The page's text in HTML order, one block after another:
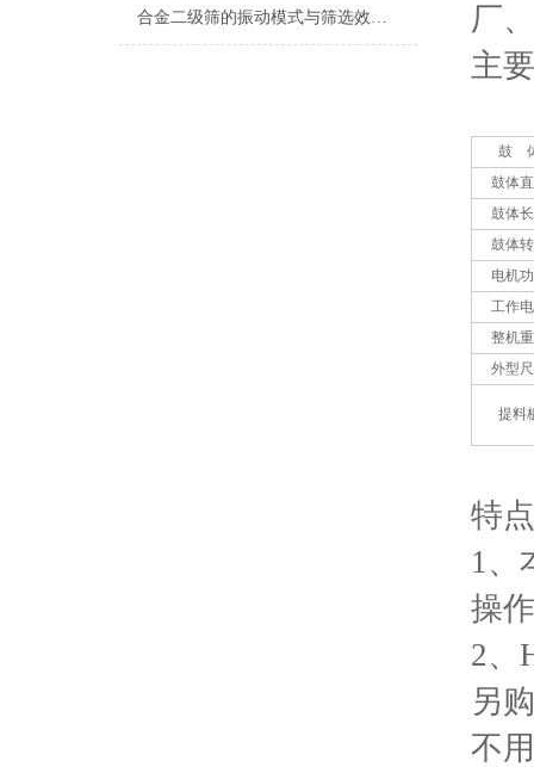
合金二级筛的振动模式与筛选效果关系
厂
主
鼓
鼓体
鼓体
鼓体
电机
工作
整机
外型
提料
特
1、
操
2、
另
不